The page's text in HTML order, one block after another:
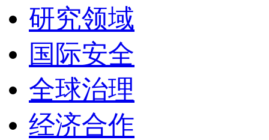
研究领域
国际安全
全球治理
经济合作